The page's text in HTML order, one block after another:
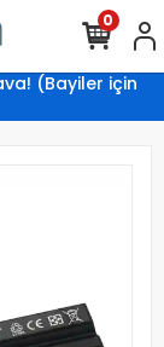
(Bayiler için
0